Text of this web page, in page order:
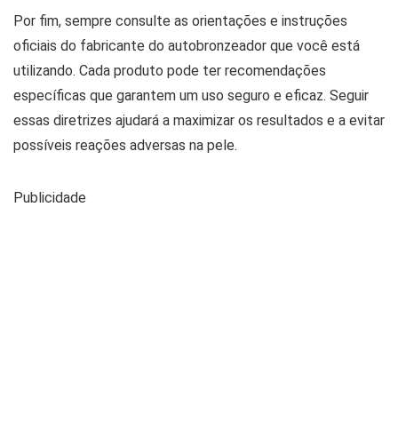
Por fim, sempre consulte as orientações e instruções
oficiais do fabricante do autobronzeador que você está
utilizando. Cada produto pode ter recomendações
específicas que garantem um uso seguro e eficaz. Seguir
essas diretrizes ajudará a maximizar os resultados e a evitar
possíveis reações adversas na pele.
Publicidade